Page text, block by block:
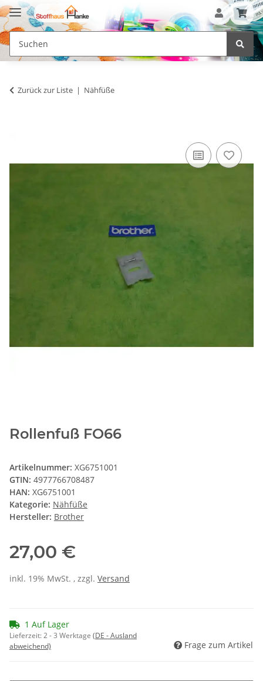
Zurück zur Liste Nähfüße
Rollenfuß FO66
Artikelnummer: XG6751001
GTIN: 4977766708487
HAN: XG6751001
Kategorie: Nähfüße
Hersteller: Brother
27,00 €
inkl. 19% MwSt. , zzgl. Versand
1 Auf Lager
Lieferzeit:2 - 3 Werktage (DE - Ausland
abweichend)
Frage zum Artikel